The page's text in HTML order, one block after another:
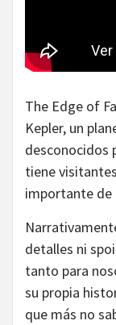
The Edge of
Kepler, un
desconocidos
tiene
importante de
detalles ni
tanto para
su propia
que más no